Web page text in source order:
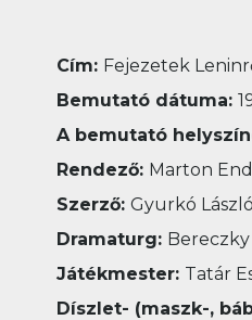
Cím: Fejezetek
Bemutató dátuma:
A bemutató
Rendező: Marton
Szerző: Gyurkó László
Dramaturg: Bereczky
Játékmester: Tatár
Díszlet- (maszk-,